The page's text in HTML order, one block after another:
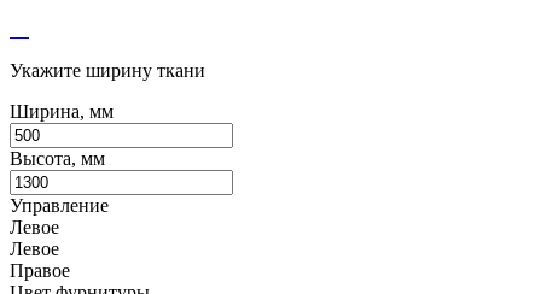
Укажите ширину ткани
Ширина, мм
Высота, мм
Управление
Левое
Левое
Правое